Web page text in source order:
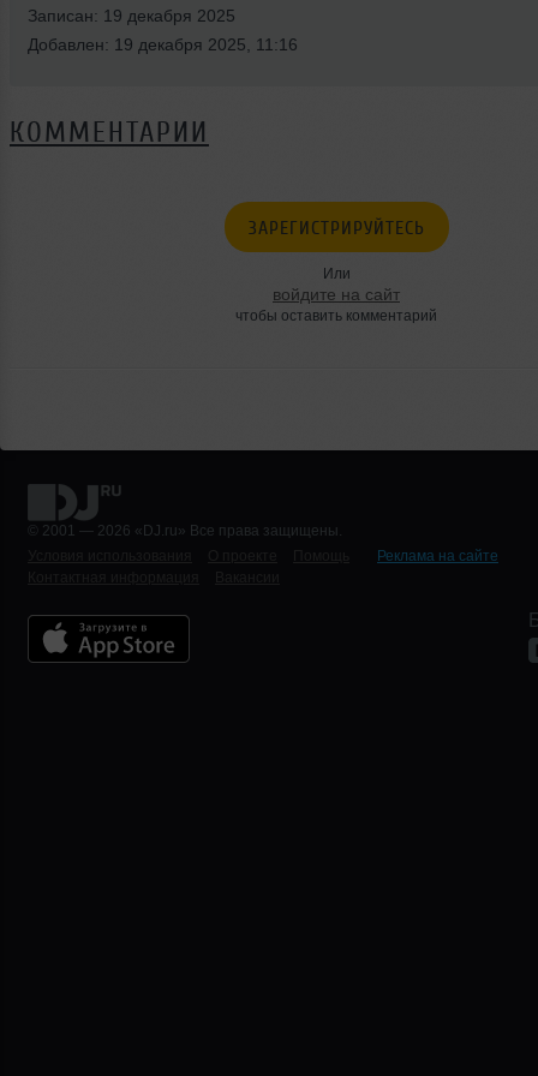
Записан: 19 декабря 2025
Добавлен: 19 декабря 2025, 11:16
КОММЕНТАРИИ
ЗАРЕГИСТРИРУЙТЕСЬ
Или
войдите на сайт
чтобы оставить комментарий
© 2001 — 2026 «DJ.ru» Все права защищены.
Реклама на сайте